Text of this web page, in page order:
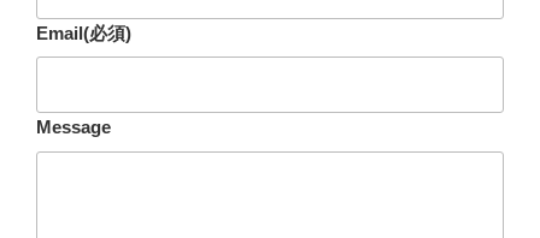
Email(必須)
Message